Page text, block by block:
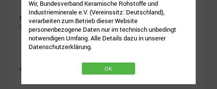
Neue Ausgabe der „TonLeiter“ informiert über aktuelle
Themen der Branche
Gemeinsame PRESSEMELDUNG vom 30. Juni 2026
Wir, Bundesverband Keramische Rohstoffe und
Industrieminerale e.V. (Vereinssitz: Deutschland),
verarbeiten zum Betrieb dieser Website
personenbezogene Daten nur im technisch unbedingt
notwendigen Umfang. Alle Details dazu in unserer
Datenschutzerklärung.
OK